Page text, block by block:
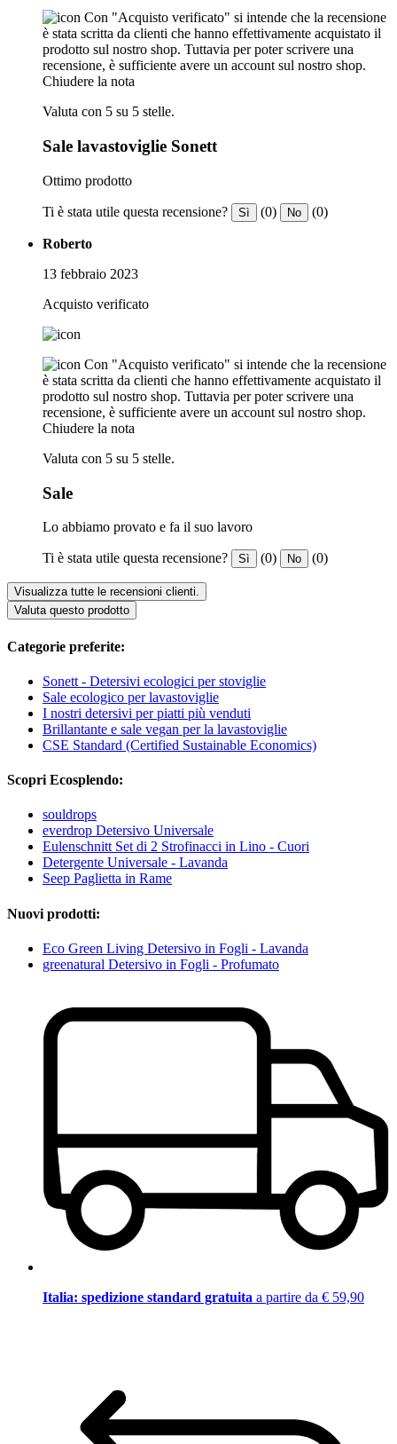
Con "Acquisto verificato" si intende che la recensione
è stata scritta da clienti che hanno effettivamente acquistato il
prodotto sul nostro shop. Tuttavia per poter scrivere una
recensione, è sufficiente avere un account sul nostro shop.
Chiudere la nota
Valuta con 5 su 5 stelle.
Sale lavastoviglie Sonett
Ottimo prodotto
Ti è stata utile questa recensione? Sì (0) No (0)
Roberto
13 febbraio 2023
Acquisto verificato
Con "Acquisto verificato" si intende che la recensione
è stata scritta da clienti che hanno effettivamente acquistato il
prodotto sul nostro shop. Tuttavia per poter scrivere una
recensione, è sufficiente avere un account sul nostro shop.
Chiudere la nota
Valuta con 5 su 5 stelle.
Sale
Lo abbiamo provato e fa il suo lavoro
Ti è stata utile questa recensione? Sì (0) No (0)
Visualizza tutte le recensioni clienti.
Valuta questo prodotto
Categorie preferite:
Sonett - Detersivi ecologici per stoviglie
Sale ecologico per lavastoviglie
I nostri detersivi per piatti più venduti
Brillantante e sale vegan per la lavastoviglie
CSE Standard (Certified Sustainable Economics)
Scopri Ecosplendo:
souldrops
everdrop Detersivo Universale
Eulenschnitt Set di 2 Strofinacci in Lino - Cuori
Detergente Universale - Lavanda
Seep Paglietta in Rame
Nuovi prodotti:
Eco Green Living Detersivo in Fogli - Lavanda
greenatural Detersivo in Fogli - Profumato
Italia: spedizione standard gratuita a partire da € 59,90